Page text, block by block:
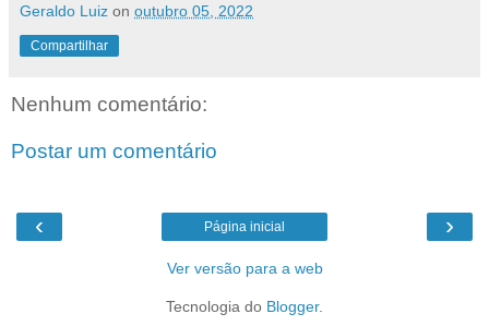
Geraldo Luiz on outubro 05, 2022
Compartilhar
Nenhum comentário:
Postar um comentário
‹ ›
Página inicial
Ver versão para a web
Tecnologia do Blogger.